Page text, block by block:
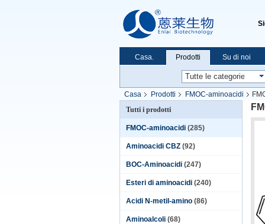
Casa. Prodotti Su di noi
Casa Prodotti FMOC-aminoacidi
Tutti i prodotti
FMOC-aminoacidi (285)
Aminoacidi CBZ (92)
BOC-Aminoacidi (247)
Esteri di aminoacidi (240)
Acidi N-metil-amino (86)
Aminoalcoli (68)